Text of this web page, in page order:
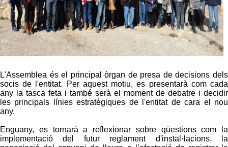
L'Assemblea és el principal òrgan de presa de decisions dels
socis de l'entitat.
Per aquest motiu, es presentarà com cada
any la tasca feta i també serà el moment de debatre i decidir
les principals línies estratègiques de l'entitat de cara el nou
any.
Enguany, es tornarà a reflexionar sobre qüestions com la
implementació del futur reglament d'instal·lacions, la